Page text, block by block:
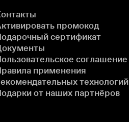
промокод
сертификат
соглашение
применения
технологий
от наших партнёров